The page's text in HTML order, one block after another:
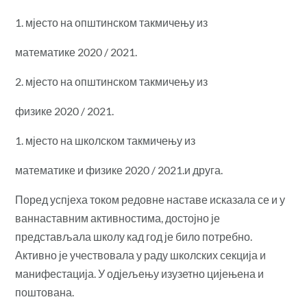
1. мјесто на општинском такмичењу из
математике 2020 / 2021.
2. мјесто на општинском такмичењу из
физике 2020 / 2021.
1. мјесто на школском такмичењу из
математике и физике 2020 / 2021.и друга.
Поред успјеха током редовне наставе исказала се и у
ваннаставним активностима, достојно је
представљала школу кад год је било потребно.
Активно је учествовала у раду школских секција и
манифестација. У одјељењу изузетно цијењена и
поштована.